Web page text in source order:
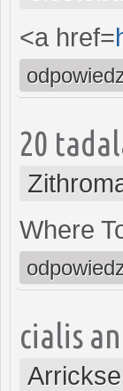
<a href=
20
Where
cialis